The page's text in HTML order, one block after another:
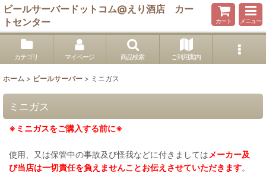
ビールサーバードットコム@えり酒店 カー
トセンター
カート メニュー
カテゴリ マイページ 商品検索 ご利用案内
ホーム > ビールサーバー > ミニガス
ミニガス
※ミニガスをご購入する前に※
使用、又は保管中の事故及び怪我などに付きましては メーカー及
び当店は一切責任を負えませんことお伝えさせていただきます。